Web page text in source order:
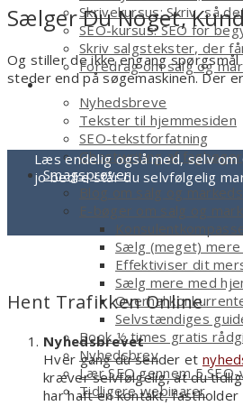
Skrivekursus: Skriv, så
SEO-kursus: SEO for
Skriv salgstekster, der
Foredrag om salg og
Tekstforfatter
Nyhedsbreve
Tekster til hjemmesiden
SEO-tekstforfatning
Ghostwriting af fagbøger
Smagsprøver
Blog om salg og
E-bøger om salg og
Sælg (meget)
Effektiviser dit
Sælg mere med
Overhal
Selvstændiges
Book ½ times gratis
Nyhedsbrev
Lær SEO gennem 5
Tidligere webinarer
Sælger Du Noget,
Og stiller de ikke engang
steder end på søgemaskinen. Der
Læs endelig også med, selv om
jo bedre står du selvfølgelig
Hent Trafikken Online
Nyhedsbrevet
Hver gang du sender et
kræver selvfølgelig, at du
har haft en kontakt,